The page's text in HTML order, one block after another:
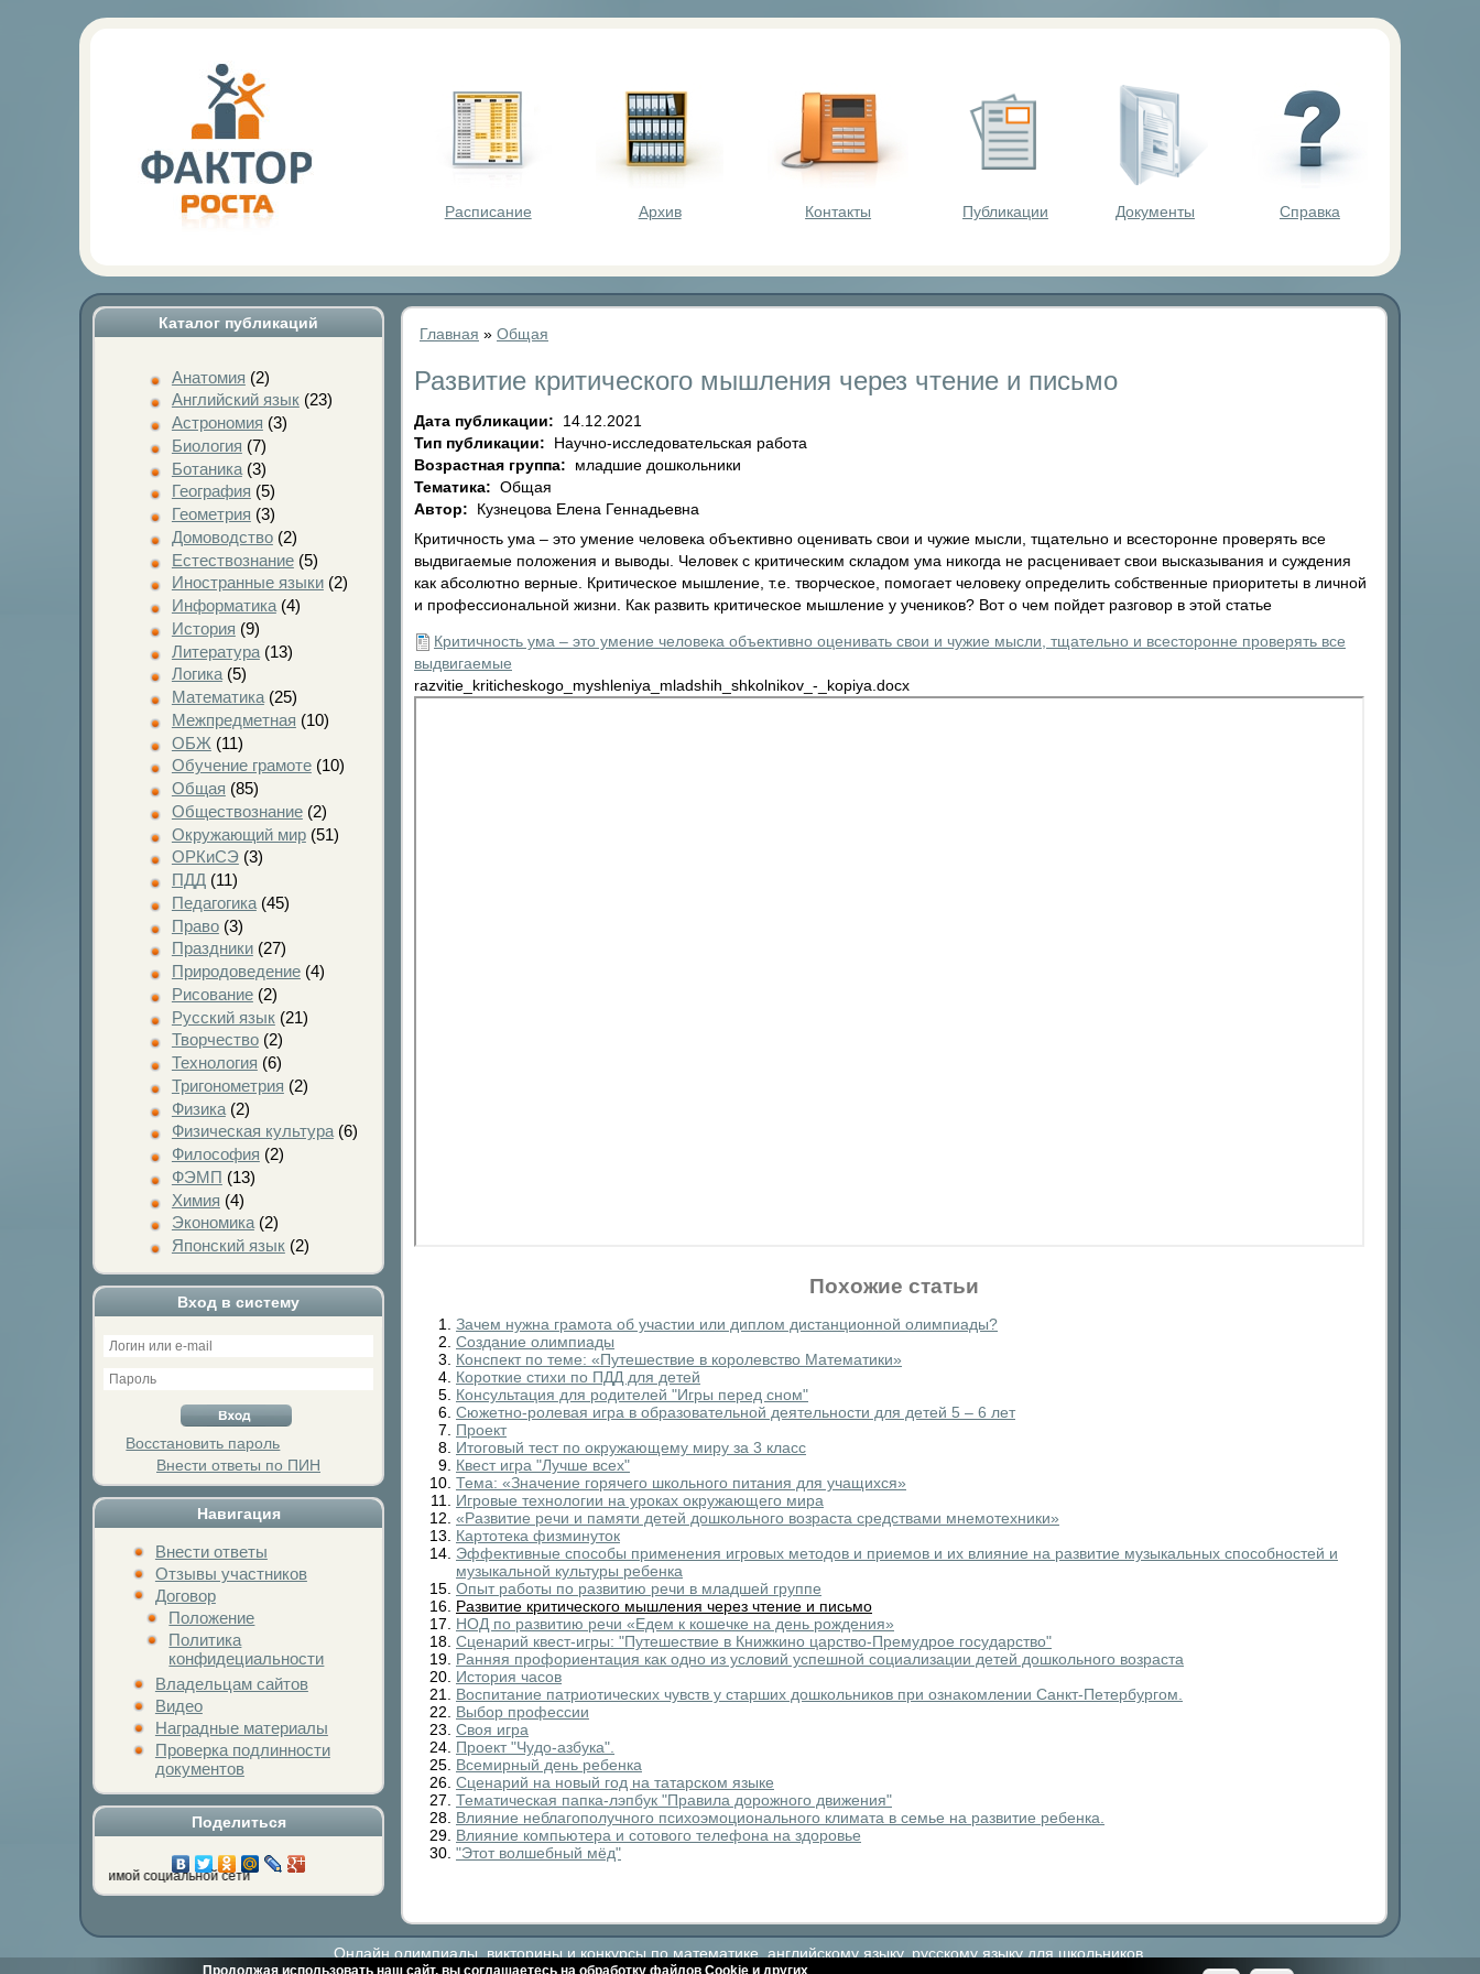
Расписание Архив Контакты Публикации Документы Справка
Каталог публикаций
Анатомия (2)
Английский язык(23)
Астрономия (3)
Биология (7)
Ботаника(3)
География (5)
Геометрия (3)
Домоводство(2)
Естествознание(5)
Иностранные языки(2)
Информатика(4)
История (9)
Литература(13)
Логика(5)
Математика(25)
Межпредметная (10)
ОБЖ (11)
Обучение грамоте(10)
Общая (85)
Обществознание(2)
Окружающий мир(51)
ОРКиСЭ(3)
ПДД (11)
Педагогика(45)
Право(3)
Праздники(27)
Природоведение(4)
Рисование(2)
Русский язык(21)
Творчество(2)
Технология (6)
Тригонометрия (2)
Физика(2)
Физическая культура(6)
Философия (2)
ФЭМП (13)
Химия (4)
Экономика(2)
Японский язык(2)
Вход в систему
Восстановить пароль
Внести ответы по ПИН
Навигация
Внести ответы
Отзывы участников
Договор
Положение
Политика
конфидециальности
Владельцам сайтов
Видео
Наградные материалы
Проверка подлинности
документов
Поделиться
любимой социальной сети
Главная » Общая
Развитие критического мышления через чтение и письмо
Дата публикации:
14.12.2021
Тип публикации:
Научно-исследовательская работа
Возрастная группа:
младшие дошкольники
Тематика: Общая
Автор:
Кузнецова Елена Геннадьевна
Критичность ума – это умение человека объективно оценивать свои и чужие мысли, тщательно и всесторонне проверять все
выдвигаемые положения и выводы. Человек с критическим складом ума никогда не расценивает свои высказывания и суждения
как абсолютно верные. Критическое мышление, т.е. творческое, помогает человеку определить собственные приоритеты в личной
и профессиональной жизни. Как развить критическое мышление у учеников? Вот о чем пойдет разговор в этой статье
Критичность ума – это умение человека объективно оценивать свои и чужие мысли, тщательно и всесторонне проверять все
выдвигаемые
razvitie_kriticheskogo_myshleniya_mladshih_shkolnikov_-_kopiya.docx
Похожие статьи
Зачем нужна грамота об участии или диплом дистанционной олимпиады?
Создание олимпиады
Конспект по теме: «Путешествие в королевство Математики»
Короткие стихи по ПДД для детей
Консультация для родителей "Игры перед сном"
Сюжетно-ролевая игра в образовательной деятельности для детей 5 – 6 лет
Проект
Итоговый тест по окружающему миру за 3 класс
Квест игра "Лучше всех"
Тема: «Значение горячего школьного питания для учащихся»
Игровые технологии на уроках окружающего мира
«Развитие речи и памяти детей дошкольного возраста средствами мнемотехники»
Картотека физминуток
Эффективные способы применения игровых методов и приемов и их влияние на развитие музыкальных способностей и
музыкальной культуры ребенка
Опыт работы по развитию речи в младшей группе
Развитие критического мышления через чтение и письмо
НОД по развитию речи «Едем к кошечке на день рождения»
Сценарий квест-игры: "Путешествие в Книжкино царство-Премудрое государство"
Ранняя профориентация как одно из условий успешной социализации детей дошкольного возраста
История часов
Воспитание патриотических чувств у старших дошкольников при ознакомлении Санкт-Петербургом.
Выбор профессии
Своя игра
Проект "Чудо-азбука".
Всемирный день ребенка
Сценарий на новый год на татарском языке
Тематическая папка-лэпбук "Правила дорожного движения"
Влияние неблагополучного психоэмоционального климата в семье на развитие ребенка.
Влияние компьютера и сотового телефона на здоровье
"Этот волшебный мёд"
Онлайн олимпиады, викторины и конкурсы по математике, английскому языку, русскому языку для школьников.
Продолжая использовать наш сайт, вы соглашаетесь на обработку файлов Сookie и других